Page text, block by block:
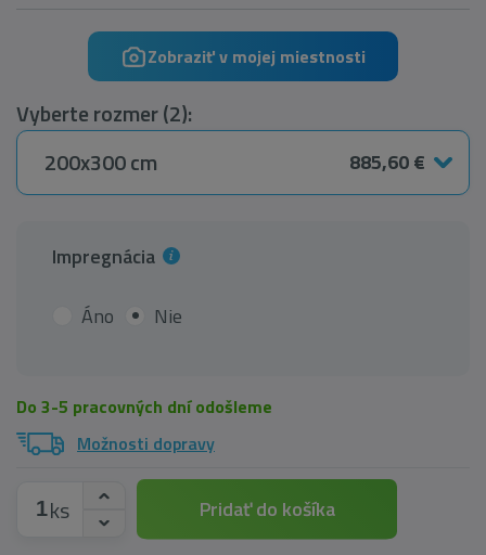
Zobraziť v mojej miestnosti
Vyberte rozmer (2):
200x300 cm
885,60 €
Impregnácia
Áno Nie
Do 3-5 pracovných dní odošleme
Možnosti dopravy
ks Pridať do košíka